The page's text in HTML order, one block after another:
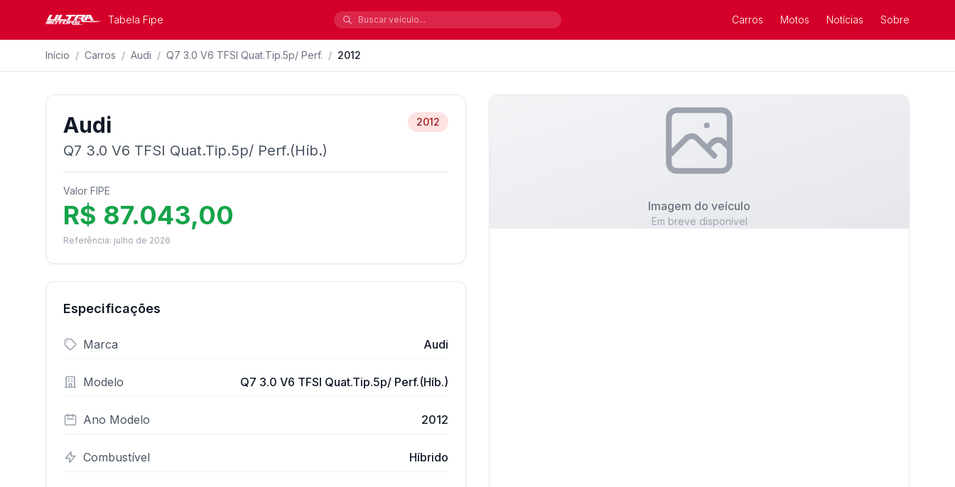
Tabela Fipe Carros Motos Notícias Sobre
Início / Carros / Audi / Q7 3.0 V6 TFSI Quat.Tip.5p/ Perf. / 2012
Audi
Q7 3.0 V6 TFSI Quat.Tip.5p/ Perf.(Híb.)
2012
Valor FIPE
R$ 87.043,00
Referência: julho de 2026
Especificações
Marca Audi
Modelo Q7 3.0 V6 TFSI Quat.Tip.5p/ Perf.(Híb.)
Ano Modelo 2012
Combustível Híbrido
Imagem do veículo
Em breve disponível